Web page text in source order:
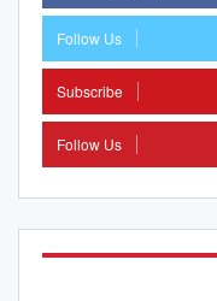
Follow Us
Subscribe
Follow Us